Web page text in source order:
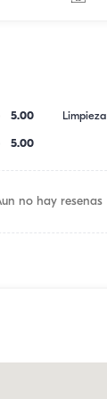
5.00 Limpieza
5.00
no hay resenas